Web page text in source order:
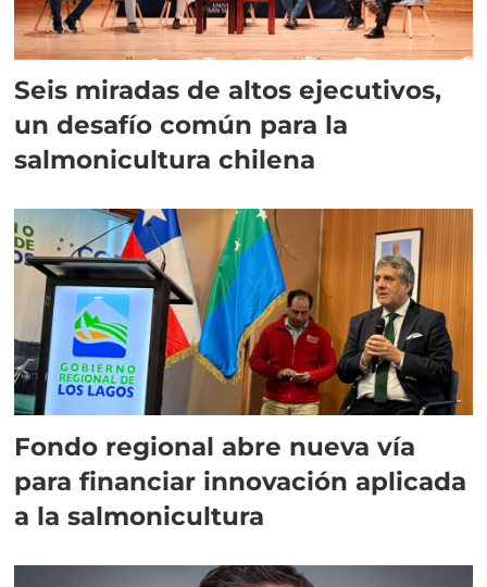
Seis miradas de altos ejecutivos,
un desafío común para la
salmonicultura chilena
Fondo regional abre nueva vía
para financiar innovación aplicada
a la salmonicultura